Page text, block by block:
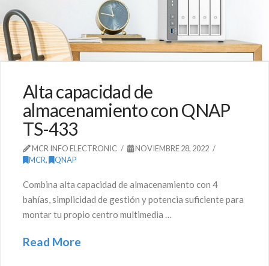
Alta capacidad de
almacenamiento con QNAP
TS-433
MCR INFO ELECTRONIC
NOVIEMBRE 28, 2022
MCR, QNAP
Combina alta capacidad de almacenamiento con 4
bahías, simplicidad de gestión y potencia suficiente para
montar tu propio centro multimedia …
Read More